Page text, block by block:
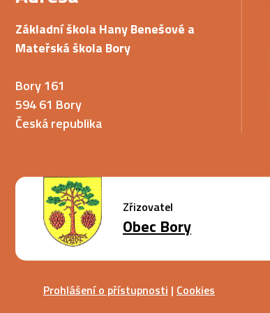
Základní škola Hany Benešové a
Mateřská škola Bory
Bory 161
594 61 Bory
Česká republika
Zřizovatel
Obec Bory
Prohlášení o přístupnosti | Cookies